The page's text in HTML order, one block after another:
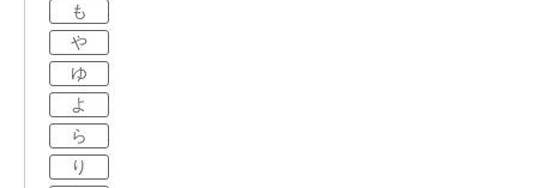
も
や
ゆ
よ
ら
り